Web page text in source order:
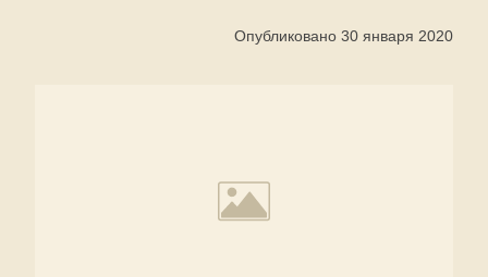
Опубликовано 30 января 2020